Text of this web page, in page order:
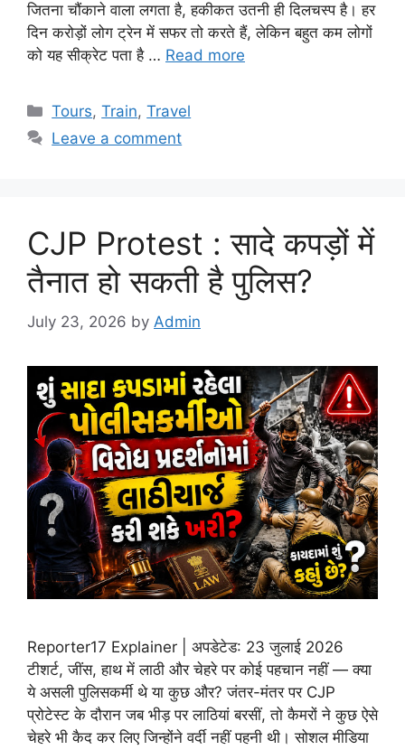
जितना चौंकाने वाला लगता है, हकीकत उतनी ही दिलचस्प है। हर
दिन करोड़ों लोग ट्रेन में सफर तो करते हैं, लेकिन बहुत कम लोगों
को यह सीक्रेट पता है … Read more
Categories
Tours,Train,Travel
Leave a comment
CJP Protest : सादे कपड़ों में
तैनात हो सकती है पुलिस?
July 23, 2026 by Admin
Reporter17 Explainer | अपडेटेड: 23 जुलाई 2026
टीशर्ट, जींस, हाथ में लाठी और चेहरे पर कोई पहचान नहीं — क्या
ये असली पुलिसकर्मी थे या कुछ और? जंतर-मंतर पर CJP
प्रोटेस्ट के दौरान जब भीड़ पर लाठियां बरसीं, तो कैमरों ने कुछ ऐसे
चेहरे भी कैद कर लिए जिन्होंने वर्दी नहीं पहनी थी। सोशल मीडिया